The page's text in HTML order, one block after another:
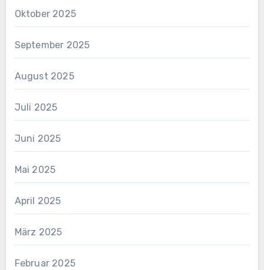
Oktober 2025
September 2025
August 2025
Juli 2025
Juni 2025
Mai 2025
April 2025
März 2025
Februar 2025